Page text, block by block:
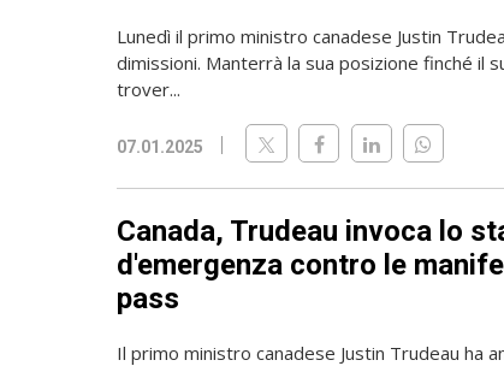
Lunedì il primo ministro canadese Justin
dimissioni. Manterrà la sua posizione finché il
trover...
07.01.2025
Canada, Trudeau invoca lo
d'emergenza contro le
pass
Il primo ministro canadese Justin Trudeau ha